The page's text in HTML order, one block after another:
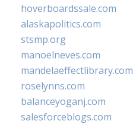
hoverboardssale.com
alaskapolitics.com
stsmp.org
manoelneves.com
mandelaeffectlibrary.com
roselynns.com
balanceyoganj.com
salesforceblogs.com